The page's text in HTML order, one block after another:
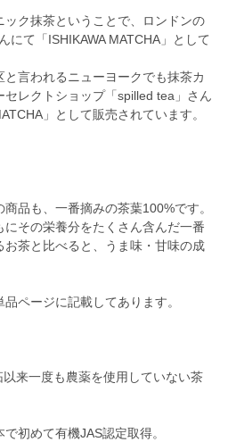
ク抹茶ということで、ロンドンの
にて「ISHIKAWA MATCHA」として
言われるニューヨークでも抹茶カ
レクトショップ「spilled tea」さん
」として販売されています。
品も、一番摘みの茶葉100%です。
その栄養分をたくさん含んだ一番
お茶と比べると、うま味・甘味の成
ページに記載してあります。
来一度も農薬を使用していない茶
初めて有機JAS認定取得。